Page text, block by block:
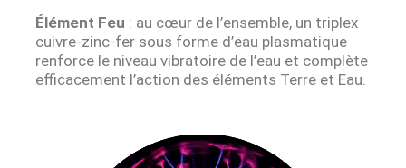
Élément Feu : au cœur de l’ensemble, un triplex
cuivre-zinc-fer sous forme d’eau plasmatique
renforce le niveau vibratoire de l’eau et complète
efficacement l’action des éléments Terre et Eau.